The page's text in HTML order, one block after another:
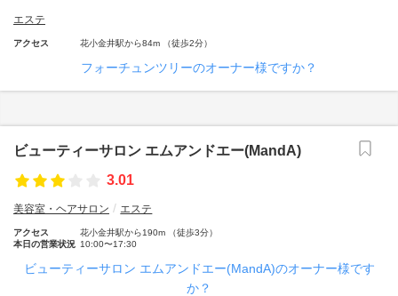
エステ
アクセス 花小金井駅から84m （徒歩2分）
フォーチュンツリーのオーナー様ですか？
ビューティーサロン エムアンドエー(MandA)
3.01
美容室・ヘアサロン エステ
アクセス
花小金井駅から190m （徒歩3分）
本日の営業状況 10:00〜17:30
ビューティーサロン エムアンドエー(MandA)のオーナー様です
か？